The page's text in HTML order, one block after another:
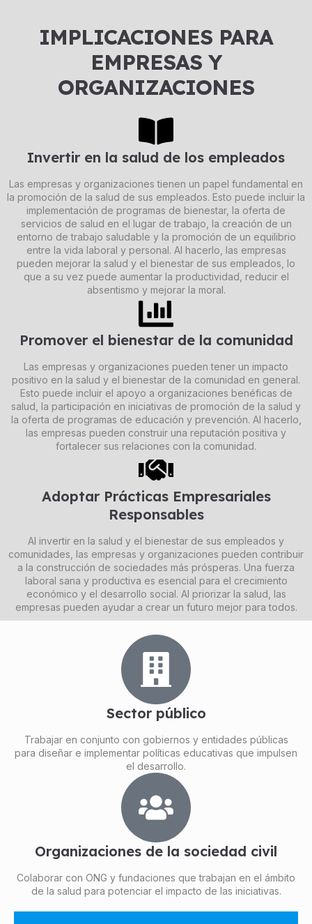
IMPLICACIONES PARA
EMPRESAS Y
ORGANIZACIONES
Invertir en la salud de los empleados
Las empresas y organizaciones tienen un papel fundamental en
la promoción de la salud de sus empleados. Esto puede incluir la
implementación de programas de bienestar, la oferta de
servicios de salud en el lugar de trabajo, la creación de un
entorno de trabajo saludable y la promoción de un equilibrio
entre la vida laboral y personal. Al hacerlo, las empresas
pueden mejorar la salud y el bienestar de sus empleados, lo
que a su vez puede aumentar la productividad, reducir el
absentismo y mejorar la moral.
Promover el bienestar de la comunidad
Las empresas y organizaciones pueden tener un impacto
positivo en la salud y el bienestar de la comunidad en general.
Esto puede incluir el apoyo a organizaciones benéficas de
salud, la participación en iniciativas de promoción de la salud y
la oferta de programas de educación y prevención. Al hacerlo,
las empresas pueden construir una reputación positiva y
fortalecer sus relaciones con la comunidad.
Adoptar Prácticas Empresariales
Responsables
Al invertir en la salud y el bienestar de sus empleados y
comunidades, las empresas y organizaciones pueden contribuir
a la construcción de sociedades más prósperas. Una fuerza
laboral sana y productiva es esencial para el crecimiento
económico y el desarrollo social. Al priorizar la salud, las
empresas pueden ayudar a crear un futuro mejor para todos.
Sector público
Trabajar en conjunto con gobiernos y entidades públicas
para diseñar e implementar políticas educativas que impulsen
el desarrollo.
Organizaciones de la sociedad civil
Colaborar con ONG y fundaciones que trabajan en el ámbito
de la salud para potenciar el impacto de las iniciativas.